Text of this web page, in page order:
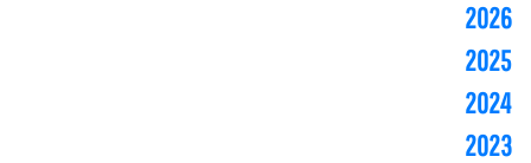
2026
2025
2024
2023